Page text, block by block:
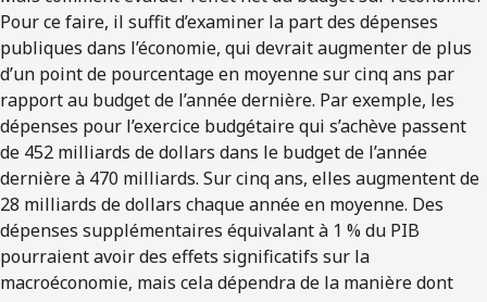
Pour ce faire, il suffit d’examiner la part des dépenses
publiques dans l’économie, qui devrait augmenter de plus
d’un point de pourcentage en moyenne sur cinq ans par
rapport au budget de l’année dernière. Par exemple, les
dépenses pour l’exercice budgétaire qui s’achève passent
de 452 milliards de dollars dans le budget de l’année
dernière à 470 milliards. Sur cinq ans, elles augmentent de
28 milliards de dollars chaque année en moyenne. Des
dépenses supplémentaires équivalant à 1 % du PIB
pourraient avoir des effets significatifs sur la
macroéconomie, mais cela dépendra de la manière dont